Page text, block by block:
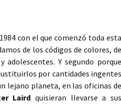
con el que comenzó toda esta
de los códigos de colores, de
Y segundo porque
por cantidades ingentes
lejano planeta, en las oficinas de
Laird quisieran llevarse a sus